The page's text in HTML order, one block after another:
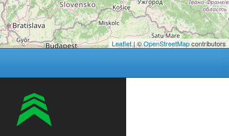
Leaflet| ©OpenStreetMapcontributors